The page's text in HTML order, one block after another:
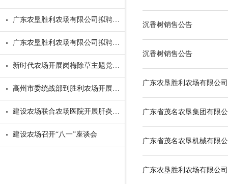
广东农垦胜利农场有限公司拟聘作业区管理人员公示
广东农垦胜利农场有限公司拟聘后勤工作工人公示
新时代农场开展岗梅除草主题党日活动
高州市委统战部到胜利农场开展侨情专项调研
建设农场联合农场医院开展肝炎早筛公益活动
建设农场召开“八一”座谈会
沉香树销售公告
沉香树销售公告
广东农垦胜利农场有限公
广东省茂名农垦集团有限
广东省茂名农垦机械有限
广东农垦胜利农场有限公